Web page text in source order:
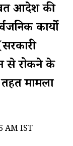
आदेश की
कार्यो
से रोकने के
मामला
AM IST